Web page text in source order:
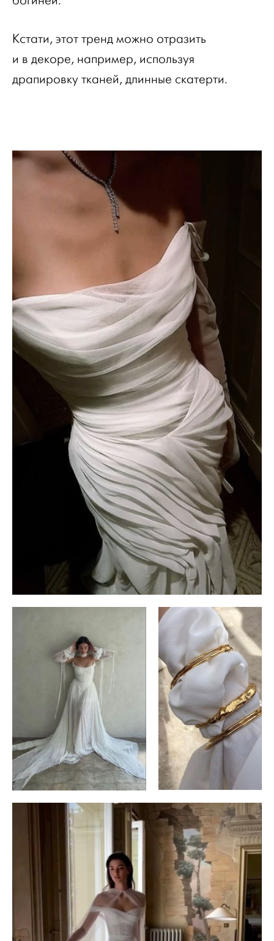
Кстати, этот тренд можно отразить
и в декоре, например, используя
драпировку тканей, длинные скатерти.